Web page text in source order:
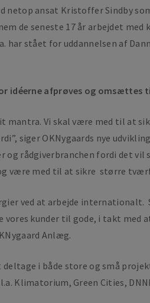
netop ansat Kristoffer Sindby
de seneste 17 år arbejdet
har stået for uddannelsen af
idéerne afprøves og omsættes
mantra. Vi skal være med til at
siger OKNygaards nye
og rådgiverbranchen fordi det
være med til at sikre større
ved at arbejde
vores kunder til gode, i takt med
Anlæg.
deltage i både store og små
Klimatorium, Green Cities,